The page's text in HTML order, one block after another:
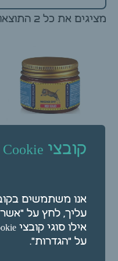
מציגים את כל ⁦2⁩ התוצאות
TIGER BALM משחת
קובצי Cookie
עליך, לחץ על "אשר
על "הגדרות".